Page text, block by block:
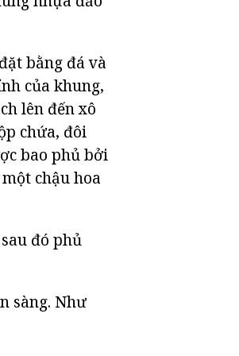
bằng đá và
của khung,
lên đến xô
chứa, đôi
bao phủ bởi
chậu hoa
đó phủ
sàng. Như